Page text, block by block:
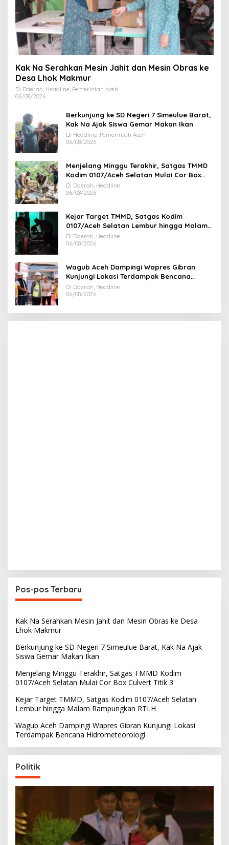
Kak Na Serahkan Mesin Jahit dan Mesin Obras ke
Desa Lhok Makmur
Di Daerah, Headline, Pemerintah Aceh
06/08/2026
Berkunjung ke SD Negeri 7 Simeulue Barat,
Kak Na Ajak Siswa Gemar Makan Ikan
Di Headline, Pemerintah Aceh
06/08/2026
Menjelang Minggu Terakhir, Satgas TMMD
Kodim 0107/Aceh Selatan Mulai Cor Box
Culvert Titik 3
Di Daerah, Headline
06/08/2026
Kejar Target TMMD, Satgas Kodim
0107/Aceh Selatan Lembur hingga Malam
Rampungkan RTLH
Di Daerah, Headline
06/08/2026
Wagub Aceh Dampingi Wapres Gibran
Kunjungi Lokasi Terdampak Bencana
Hidrometeorologi
Di Daerah, Headline
06/08/2026
Pos-pos Terbaru
Kak Na Serahkan Mesin Jahit dan Mesin Obras ke Desa
Lhok Makmur
Berkunjung ke SD Negeri 7 Simeulue Barat, Kak Na Ajak
Siswa Gemar Makan Ikan
Menjelang Minggu Terakhir, Satgas TMMD Kodim
0107/Aceh Selatan Mulai Cor Box Culvert Titik 3
Kejar Target TMMD, Satgas Kodim 0107/Aceh Selatan
Lembur hingga Malam Rampungkan RTLH
Wagub Aceh Dampingi Wapres Gibran Kunjungi Lokasi
Terdampak Bencana Hidrometeorologi
Politik